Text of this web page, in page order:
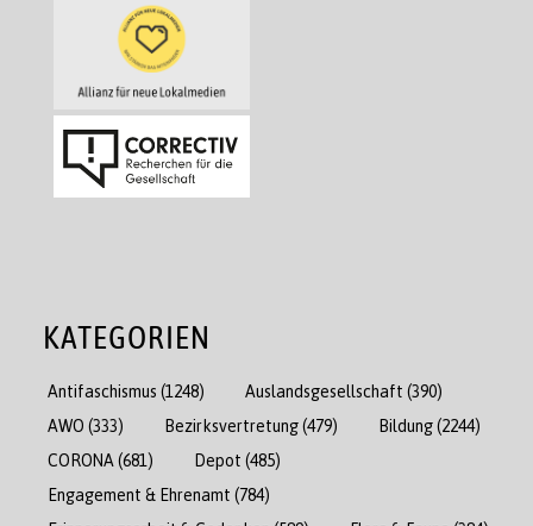
KATEGORIEN
Antifaschismus (1248) Auslandsgesellschaft (390)
AWO (333) Bezirksvertretung(479) Bildung(2244)
CORONA (681) Depot (485)
Engagement & Ehrenamt (784)